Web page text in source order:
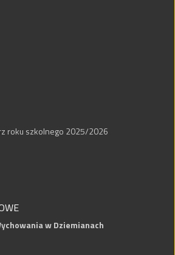
roku szkolnego 2025/2026
w Dziemianach